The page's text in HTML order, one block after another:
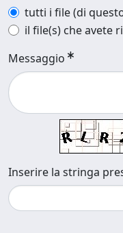
tutti i file (di
il file(s) che avete
Messaggio
Inserire la stringa